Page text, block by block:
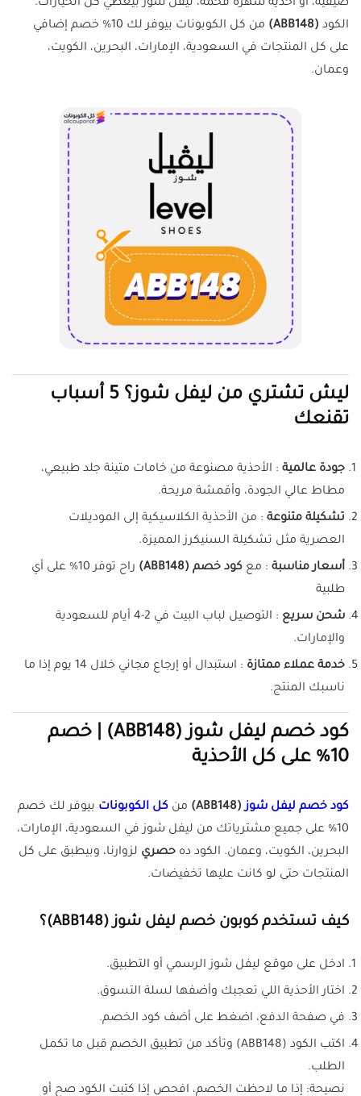
صيفية، أو أحذية سهرة فخمة، ليفل شوز بيغطي كل الخيارات.
الكود (ABB148)
من كل الكوبونات بيوفر لك 10% خصم إضافي
على كل المنتجات في السعودية، الإمارات، البحرين، الكويت،
وعمان.
ليش تشتري من ليفل شوز؟ 5 أسباب
تقنعك
جودة عالمية : الأحذية مصنوعة من خامات متينة جلد طبيعي،
مطاط عالي الجودة، وأقمشة مريحة.
تشكيلة متنوعة : من الأحذية الكلاسيكية إلى الموديلات
العصرية مثل تشكيلة السنيكرز المميزة.
أسعار مناسبة : مع كود خصم (ABB148)
راح توفر 10% على أي
طلبية
شحن سريع
: التوصيل لباب البيت في 2-4 أيام للسعودية
والإمارات.
خدمة عملاء ممتازة
: استبدال أو إرجاع مجاني خلال 14 يوم إذا ما
ناسبك المنتج.
كود خصم ليفل شوز (ABB148) | خصم
10% على كل الأحذية
كود خصم ليفل شوز(ABB148) من كل الكوبونات بيوفر لك خصم
10% على جميع مشترياتك من ليفل شوز في السعودية، الإمارات،
البحرين، الكويت، وعمان. الكود ده حصري لزوارنا، وبيطبق على كل
المنتجات حتى لو كانت عليها تخفيضات.
كيف تستخدم كوبون خصم ليفل شوز (ABB148)؟
ادخل على موقع ليفل شوز الرسمي أو التطبيق.
اختار الأحذية اللي تعجبك وأضفها لسلة التسوق.
في صفحة الدفع، اضغط على أضف كود الخصم.
اكتب الكود (ABB148) وتأكد من تطبيق الخصم قبل ما تكمل
الطلب.
نصيحة: إذا ما لاحظت الخصم، افحص إذا كتبت الكود صح أو